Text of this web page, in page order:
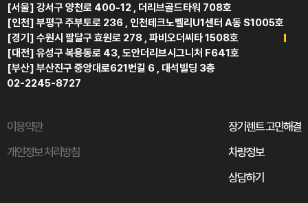
[서울] 강서구 양천로 400-12 , 더리브골드타워 708호
[인천] 부평구 주부토로 236 , 인천테크노벨리U1센터 A동 S1005호
[경기] 수원시 팔달구 효원로 278 , 파비오더씨타 1508호
[대전] 유성구 복용동로 43, 도안더리브시그니처 F641호
[부산] 부산진구 중앙대로621번길 6 , 대석빌딩 3층
02-2245-8727
이용약관
개인정보 처리방침
장기렌트 고민해결
차량정보
상담하기